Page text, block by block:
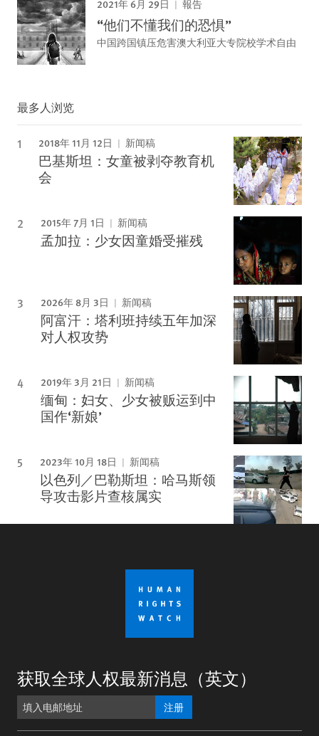
2021年 6月 29日 報告
“他们不懂我们的恐惧”
中国跨国镇压危害澳大利亚大专院校学术自由
最多人浏览
2018年 11月 12日 新闻稿
巴基斯坦：女童被剥夺教育机
会
2015年 7月 1日 新闻稿
孟加拉：少女因童婚受摧残
2026年 8月 3日 新闻稿
阿富汗：塔利班持续五年加深
对人权攻势
2019年 3月 21日 新闻稿
缅甸：妇女、少女被贩运到中
国作‘新娘’
2023年 10月 18日 新闻稿
以色列／巴勒斯坦：哈马斯领
导攻击影片查核属实
获取全球人权最新消息（英文）
注册